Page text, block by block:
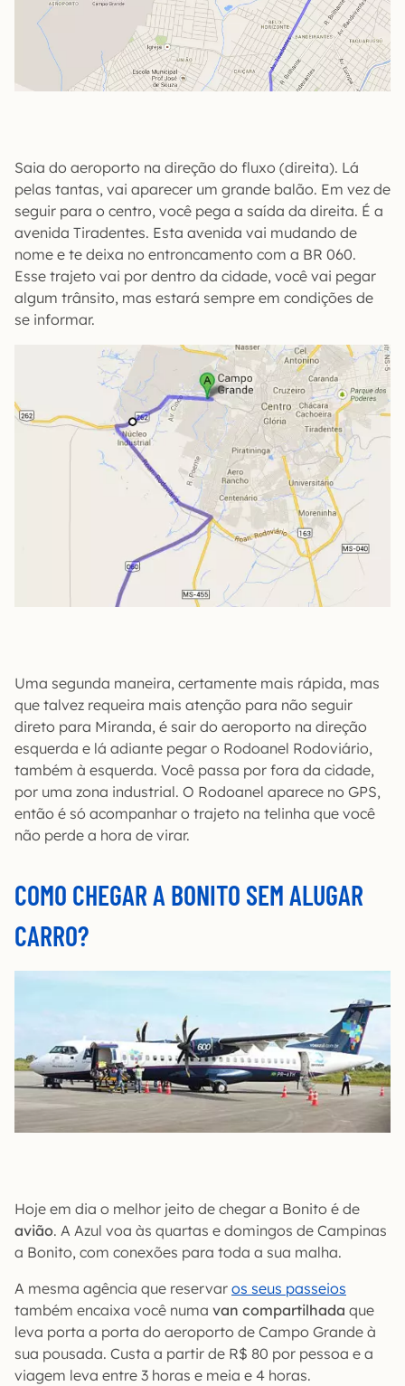
Saia do aeroporto na direção do fluxo (direita). Lá
pelas tantas, vai aparecer um grande balão. Em vez de
seguir para o centro, você pega a saída da direita. É a
avenida Tiradentes. Esta avenida vai mudando de
nome e te deixa no entroncamento com a BR 060.
Esse trajeto vai por dentro da cidade, você vai pegar
algum trânsito, mas estará sempre em condições de
se informar.
Uma segunda maneira, certamente mais rápida, mas
que talvez requeira mais atenção para não seguir
direto para Miranda, é sair do aeroporto na direção
esquerda e lá adiante pegar o Rodoanel Rodoviário,
também à esquerda. Você passa por fora da cidade,
por uma zona industrial. O Rodoanel aparece no GPS,
então é só acompanhar o trajeto na telinha que você
não perde a hora de virar.
COMO CHEGAR A BONITO SEM ALUGAR
CARRO?
Hoje em dia o melhor jeito de chegar a Bonito é de
avião. A Azul voa às quartas e domingos de Campinas
a Bonito, com conexões para toda a sua malha.
A mesma agência que reservar os seus passeios
também encaixa você numa van compartilhada que
leva porta a porta do aeroporto de Campo Grande à
sua pousada. Custa a partir de R$ 80 por pessoa e a
viagem leva entre 3 horas e meia e 4 horas.